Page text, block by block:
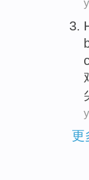
更